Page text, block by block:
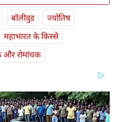
बॉलीवुड
ज्योतिष
महाभारत के किस्से
और रोमांचक